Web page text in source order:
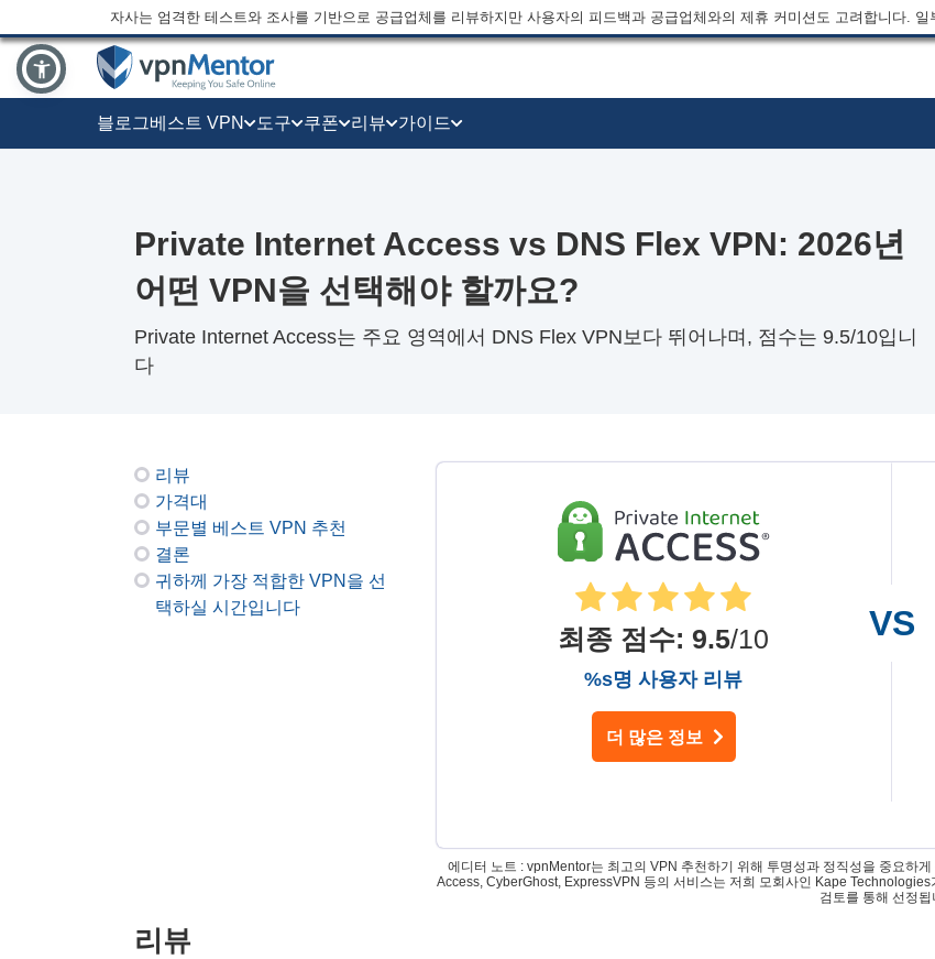
자사는 엄격한 테스트와 조사를 기반으로 공급업체를 리뷰하지만 사용자의 피드백과 공급업체와의 제휴 커미션도 고려합니다.
블로그베스트 VPN 도구 쿠폰 리뷰 가이드
Private Internet Access vs DNS Flex VPN: 2026년
어떤 VPN을 선택해야 할까요?
Private Internet Access는 주요 영역에서 DNS Flex VPN보다 뛰어나며, 점수는 9.5/10입니
다
리뷰
가격대
부문별 베스트 VPN 추천
결론
귀하께 가장 적합한 VPN을 선
택하실 시간입니다
최종 점수: 9.5/10
%s명 사용자 리뷰
더 많은 정보
에디터 노트 : vpnMentor는 최고의 VPN 추천하기 위해 투명성과 정직성을 중요하
Access, CyberGhost, ExpressVPN 등의 서비스는 저희 모회사인 Kape
검토를 통해 선정됩
리뷰